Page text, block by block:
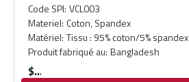
Code SPI: VCL003
Materiel: Coton, Spandex
Matériel: Tissu : 95% coton/5% spandex
Produit fabriqué au: Bangladesh
$